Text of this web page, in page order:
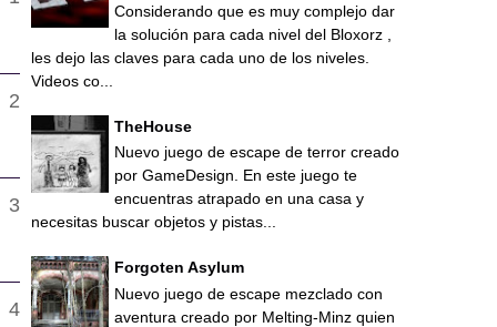
Considerando que es muy complejo dar
la solución para cada nivel del Bloxorz ,
les dejo las claves para cada uno de los niveles.
Videos co...
TheHouse
Nuevo juego de escape de terror creado
por GameDesign. En este juego te
encuentras atrapado en una casa y
necesitas buscar objetos y pistas...
Forgoten Asylum
Nuevo juego de escape mezclado con
aventura creado por Melting-Minz quien